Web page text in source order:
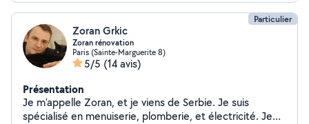
Particulier
Zoran Grkic
Zoran rénovation
Paris (Sainte-Marguerite 8)
5/5 (14 avis)
Présentation
Je m'appelle Zoran, et je viens de Serbie. Je suis
spécialisé en menuiserie, plomberie, et électricité. Je